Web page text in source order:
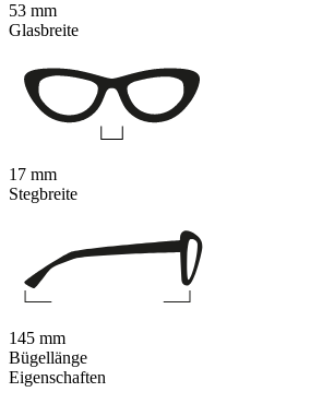
Eigenschaften
53 mm
Glasbreite
17 mm
Stegbreite
145 mm
Bügellänge